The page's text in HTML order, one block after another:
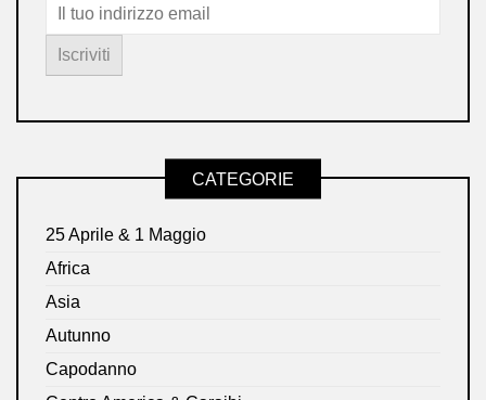
CATEGORIE
25 Aprile & 1 Maggio
Africa
Asia
Autunno
Capodanno